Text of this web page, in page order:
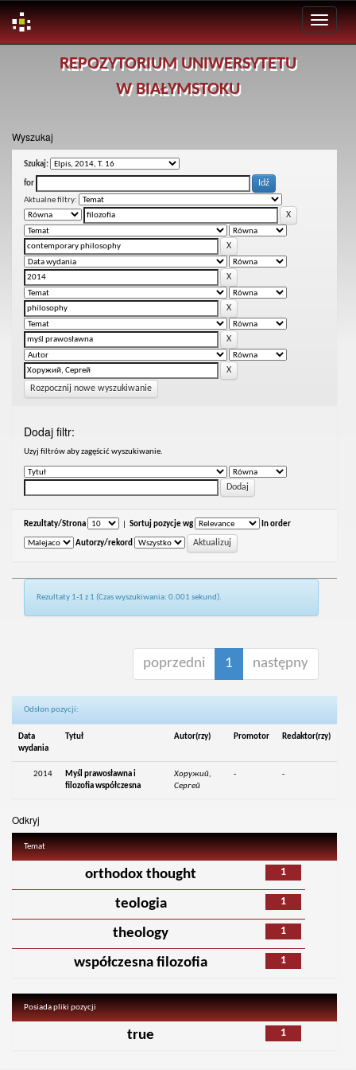
REPOZYTORIUM UNIWERSYTETU
W BIAŁYMSTOKU
Wyszukaj
Szukaj:
for
Aktualne filtry:
Rozpocznij nowe wyszukiwanie
Dodaj filtr:
Uzyj filtrów aby zagęścić wyszukiwanie.
Rezultaty/Strona Sortuj pozycje wg In order
Autorzy/rekord
Rezultaty 1-1 z 1 (Czas wyszukiwania: 0.001 sekund).
poprzedni 1 następny
Odsłon pozycji:
Data
wydania
Tytuł Autor(rzy) Promotor Redaktor(rzy)
2014
Myśl prawosławna i
filozofia współczesna
Хоружий,
Сергей
- -
Odkryj
Temat
1
orthodox thought
1
teologia
1
theology
1
współczesna filozofia
Posiada pliki pozycji
1
true